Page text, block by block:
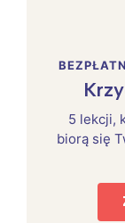
5 lekcji,
biorą się